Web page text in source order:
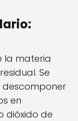
la materia
Se
descomponer
en
dióxido de